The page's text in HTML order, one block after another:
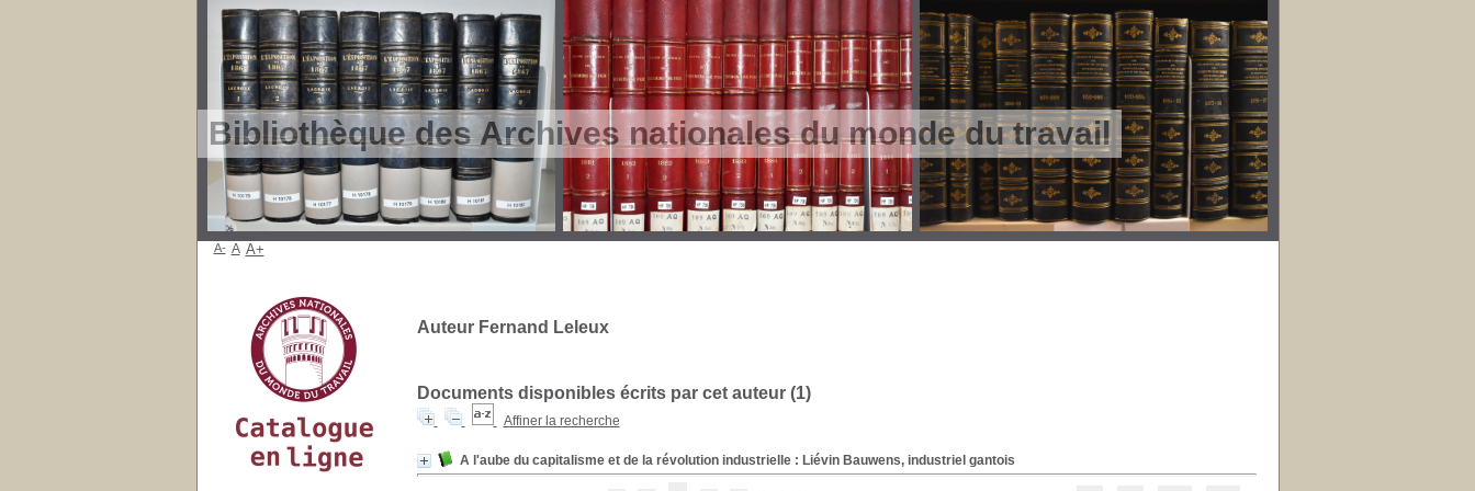
Bibliothèque des Archives nationales du monde du travail
Auteur Fernand Leleux
Documents disponibles écrits par cet auteur (1)
Affiner la recherche
A l'aube du capitalisme et de la révolution industrielle : Liévin Bauwens, industriel gantois
A- A A+